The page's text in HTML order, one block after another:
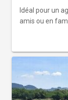
Idéal pour un
amis ou en